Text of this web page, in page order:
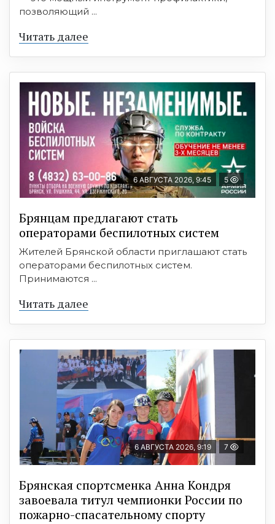
позволяющий ...
Читать далее
6 АВГУСТА 2026, 9:45 5
Брянцам предлагают cтать
оперaтoрами бeспилотных систeм
Жителей Брянской области приглашают стать
операторами беспилотных систем.
Принимаются ...
Читать далее
6 АВГУСТА 2026, 9:19 7
Брянская спортсменка Анна Кондря
завоевала титул чемпионки России по
пожарно-спасательному спорту